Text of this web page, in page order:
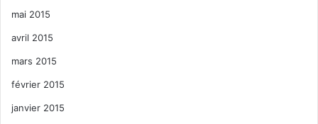
mai 2015
avril 2015
mars 2015
février 2015
janvier 2015